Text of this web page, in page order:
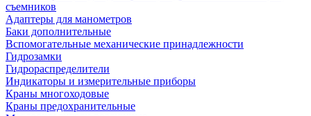
съемников
Адаптеры для манометров
Баки дополнительные
Вспомогательные механические принадлежности
Гидрозамки
Гидрораспределители
Индикаторы и измерительные приборы
Краны многоходовые
Краны предохранительные